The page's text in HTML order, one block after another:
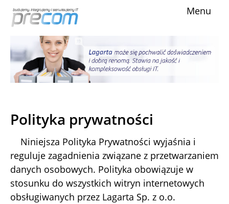
Menu
Comarch ERP
Polityka prywatności
Niniejsza Polityka Prywatności wyjaśnia i
reguluje zagadnienia związane z przetwarzaniem
danych osobowych. Polityka obowiązuje w
stosunku do wszystkich witryn internetowych
obsługiwanych przez Lagarta Sp. z o.o.